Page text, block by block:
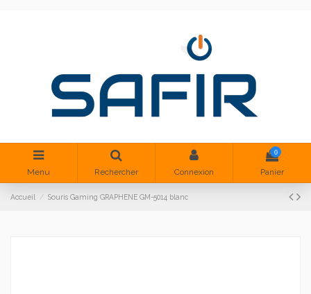
Menu Rechercher Connexion
0
Panier
Accueil Souris Gaming GRAPHENE GM-5014 blanc